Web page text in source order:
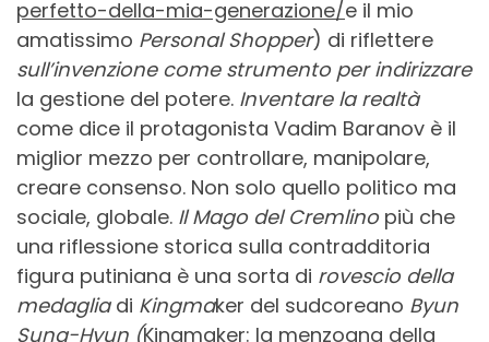
perfetto-della-mia-generazione/e il mio
amatissimo Personal Shopper) di riflettere
sull’invenzione come strumento per indirizzare
la gestione del potere. Inventare la realtà
come dice il protagonista Vadim Baranov è il
miglior mezzo per controllare, manipolare,
creare consenso. Non solo quello politico ma
sociale, globale. Il Mago del Cremlinopiù che
una riflessione storica sulla contradditoria
figura putiniana è una sorta di rovescio della
medagliadi Kingmaker del sudcoreano Byun
Sung-Hyun (Kingmaker: la menzogna della